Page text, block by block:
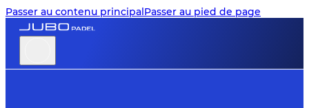
Passer au contenu principalPasser au pied de page